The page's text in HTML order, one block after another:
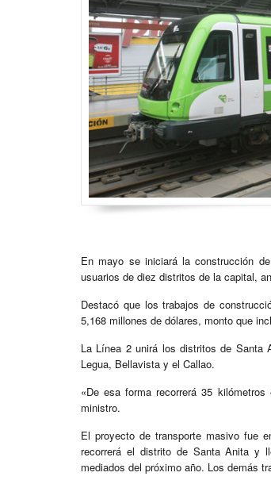
En mayo se iniciará la construcción
usuarios de diez distritos de la capital,
Destacó que los trabajos de
5,168 millones de dólares, monto que
La Línea 2 unirá los distritos de Santa
Legua, Bellavista y el Callao.
«De esa forma recorrerá 35
ministro.
El proyecto de transporte masivo fue
recorrerá el distrito de Santa Anita y
mediados del próximo año. Los demás